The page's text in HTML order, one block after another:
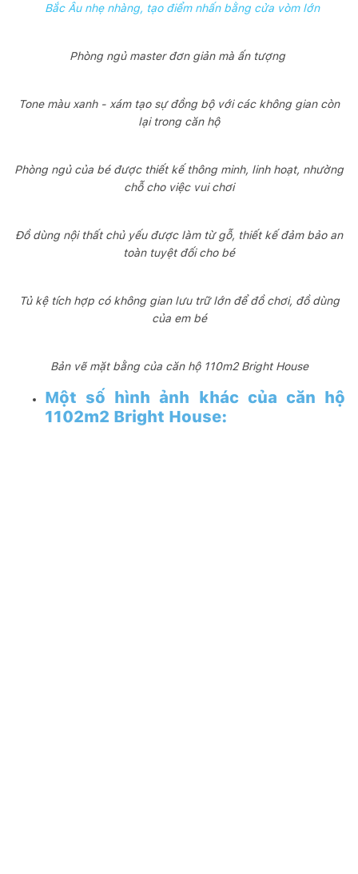
Bắc Âu nhẹ nhàng, tạo điểm nhấn bằng cửa vòm lớn
Phòng ngủ master đơn giản mà ấn tượng
Tone màu xanh - xám tạo sự đồng bộ với các không gian còn
lại trong căn hộ
Phòng ngủ của bé được thiết kế thông minh, linh hoạt, nhường
chỗ cho việc vui chơi
Đồ dùng nội thất chủ yếu được làm từ gỗ, thiết kế đảm bảo an
toàn tuyệt đối cho bé
Tủ kệ tích hợp có không gian lưu trữ lớn để đồ chơi, đồ dùng
của em bé
Bản vẽ mặt bằng của căn hộ 110m2 Bright House
Một số hình ảnh khác của căn hộ
1102m2 Bright House: